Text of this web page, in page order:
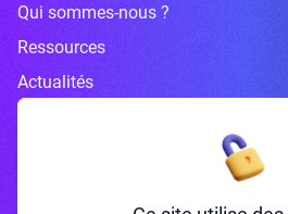
Qui sommes-nous ?
Ressources
Actualités
Inscrivez-vous à la